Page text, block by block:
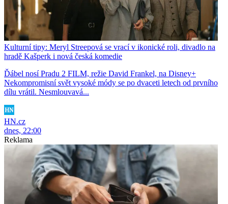
Kulturní tipy: Meryl Streepová se vrací v ikonické roli, divadlo na
hradě Kašperk i nová česká komedie
Ďábel nosí Pradu 2 FILM, režie David Frankel, na Disney+
Nekompromisní svět vysoké módy se po dvaceti letech od prvního
dílu vrátil. Nesmlouvavá...
HN.cz
dnes, 22:00
Reklama